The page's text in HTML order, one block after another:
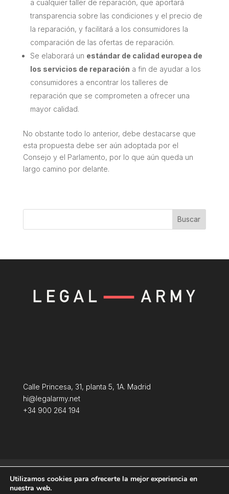
a cualquier taller de reparación, que aportará
transparencia sobre las condiciones y el precio de
la reparación, y facilitará a los consumidores la
comparación de las ofertas de reparación.
Se elaborará un estándar de calidad europea de
los servicios de reparación a fin de ayudar a los
consumidores a encontrar los talleres de
reparación que se comprometen a ofrecer una
mayor calidad.
No obstante todo lo anterior, debe destacarse que
esta propuesta debe ser aún adoptada por el
Consejo y el Parlamento, por lo que aún queda un
largo camino por delante.
Buscar
Calle Princesa, 31, planta 5, 1A. Madrid
hi@legalarmy.net
+34 900 264 194
Política de Cookies
Utilizamos cookies para ofrecerte la mejor experiencia en
nuestra web.